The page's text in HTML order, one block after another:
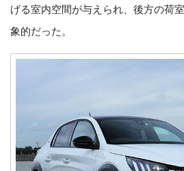
げる室内空間が与えられ、後方の荷
象的だった。